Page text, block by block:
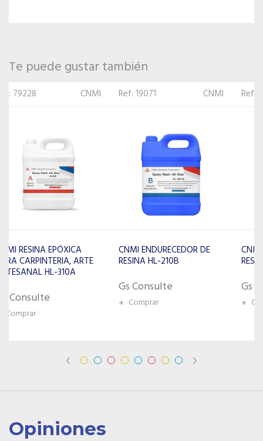
Te puede gustar también
Ref: 19071 CNMI
CNMI ENDURECEDOR DE
RESINA HL-210B
+ Comprar
Ref: 62015 CNMI
CNMI ENDURECEDOR PARA
RESINA TC-110B
Gs Consulte
+ Comprar
Opiniones